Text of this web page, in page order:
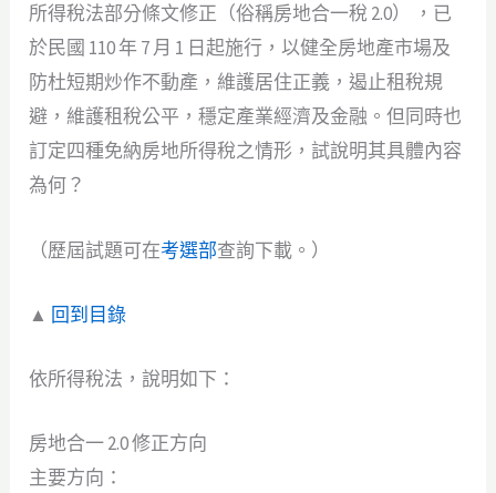
所得稅法部分條文修正（俗稱房地合一稅 2.0） ，已
於民國 110 年 7 月 1 日起施行，以健全房地產市場及
防杜短期炒作不動產，維護居住正義，遏止租稅規
避，維護租稅公平，穩定產業經濟及金融。但同時也
訂定四種免納房地所得稅之情形，試說明其具體內容
為何？
（歷屆試題可在考選部查詢下載。）
▲ 回到目錄
依所得稅法，說明如下：
房地合一 2.0 修正方向
主要方向：